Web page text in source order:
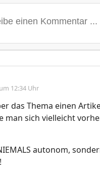
12:34 Uhr
das Thema einen
man sich vielleicht
autonom,